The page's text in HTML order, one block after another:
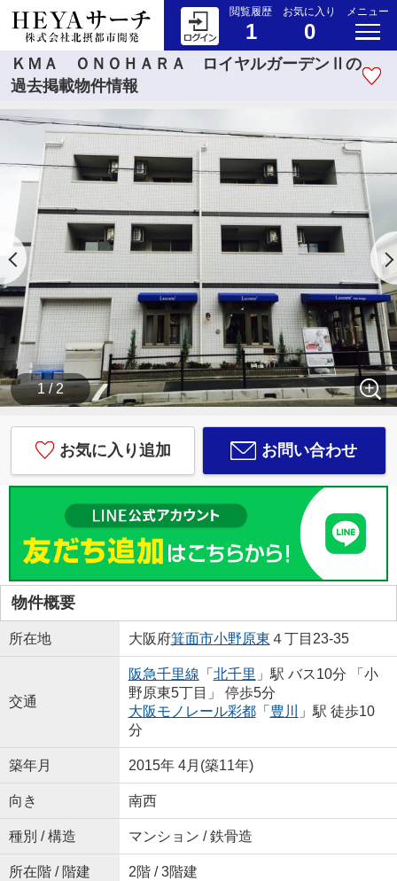
閲覧履歴
1
お気に入り
0
メニュー
ＫＭＡ ＯＮＯＨＡＲＡ ロイヤルガーデンⅡの
過去掲載物件情報
1 / 2
お気に入り追加 お問い合わせ
物件概要
所在地 大阪府箕面市小野原東 ４丁目23-35
交通
阪急千里線 「 北千里 」駅 バス10分 「小
野原東5丁目」 停歩5分
大阪モノレール彩都「 豊川
」駅 徒歩10
分
築年月 2015年 4月(築11年)
向き 南西
種別 / 構造 マンション / 鉄骨造
所在階 / 階建 2階 / 3階建